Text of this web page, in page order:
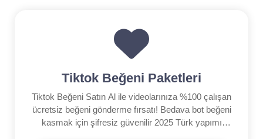
Tiktok Beğeni Paketleri
Tiktok Beğeni Satın Al ile videolarınıza %100 çalışan
ücretsiz beğeni gönderme fırsatı! Bedava bot beğeni
kasmak için şifresiz güvenilir 2025 Türk yapımı